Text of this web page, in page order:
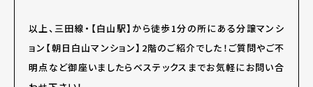
以上、三田線・【白山駅】から徒歩1分の所にある分譲マンシ
ョン【朝日白山マンション】2階のご紹介でした！ご質問やご不
明点など御座いましたらベステックスまでお気軽にお問い合